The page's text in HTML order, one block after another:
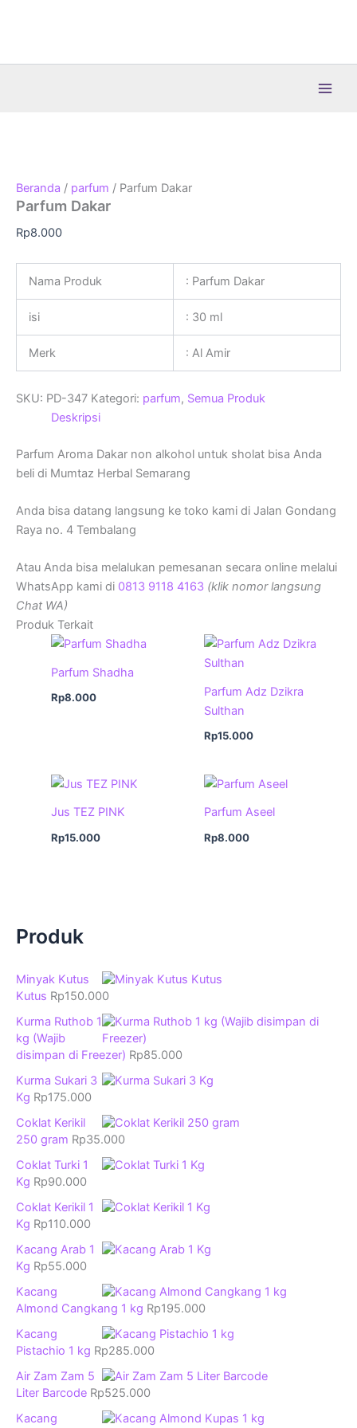
Beranda / parfum / Parfum Dakar
Parfum Dakar
Rp8.000
Nama Produk : Parfum Dakar
isi : 30 ml
Merk : Al Amir
SKU: PD-347 Kategori: parfum, Semua Produk
Deskripsi
Parfum Aroma Dakar non alkohol untuk sholat bisa Anda
beli di Mumtaz Herbal Semarang
Anda bisa datang langsung ke toko kami di Jalan Gondang
Raya no. 4 Tembalang
Atau Anda bisa melalukan pemesanan secara online melalui
WhatsApp kami di 0813 9118 4163 (klik nomor langsung
Chat WA)
Produk Terkait
Parfum Shadha
Rp8.000
Parfum Adz Dzikra
Sulthan
Rp15.000
Jus TEZ PINK
Rp15.000
Parfum Aseel
Rp8.000
Produk
Minyak Kutus
Kutus Rp150.000
Kurma Ruthob 1
kg (Wajib
disimpan di Freezer) Rp85.000
Kurma Sukari 3
Kg Rp175.000
Coklat Kerikil
250 gram Rp35.000
Coklat Turki 1
Kg Rp90.000
Coklat Kerikil 1
Kg Rp110.000
Kacang Arab 1
Kg Rp55.000
Kacang
Almond Cangkang 1 kg Rp195.000
Kacang
Pistachio 1 kg Rp285.000
Air Zam Zam 5
Liter Barcode Rp525.000
Kacang